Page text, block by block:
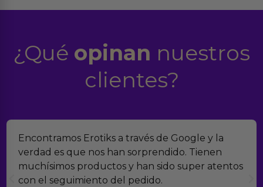
¿Qué opinan nuestros
clientes?
Encontramos Erotiks a través de Google y la
verdad es que nos han sorprendido. Tienen
muchísimos productos y han sido super atentos
con el seguimiento del pedido.